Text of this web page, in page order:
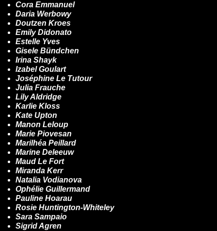
Cora Emmanuel
Daria Werbowy
Doutzen Kroes
Emily Didonato
Estelle Yves
Gisele Bündchen
Irina Shayk
Izabel Goulart
Joséphine Le Tutour
Julia Frauche
Lily Aldridge
Karlie Kloss
Kate Upton
Manon Leloup
Marie Piovesan
Marilhéa Peillard
Marine Deleeuw
Maud Le Fort
Miranda Kerr
Natalia Vodianova
Ophélie Guillermand
Pauline Hoarau
Rosie Huntington-Whiteley
Sara Sampaio
Sigrid Agren